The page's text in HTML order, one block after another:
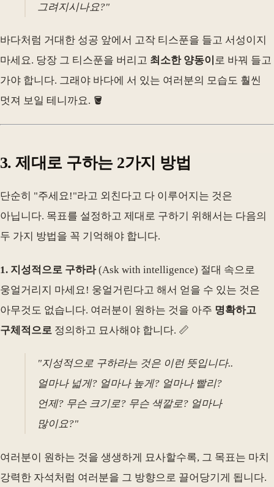
그려지시나요?"
바다처럼 거대한 성공 앞에서 고작 티스푼을 들고 서성이지
마세요. 당장 그 티스푼을 버리고 최소한 양동이 로 바꿔 들고
가야 합니다. 그래야 바다에 서 있는 여러분의 모습도 훨씬
멋져 보일 테니까요. 🪣
3. 제대로 구하는 2가지 방법
단순히 "주세요!"라고 외친다고 다 이루어지는 것은
아닙니다. 목표를 설정하고 제대로 구하기 위해서는 다음의
두 가지 방법을 꼭 기억해야 합니다.
1. 지성적으로 구하라(Ask with intelligence) 절대 속으로
웅얼거리지 마세요! 웅얼거린다고 해서 얻을 수 있는 것은
아무것도 없습니다. 여러분이 원하는 것을 아주 명확하고
구체적으로 정의하고 묘사해야 합니다. 📏
"지성적으로 구하라는 것은 이런 뜻입니다..
얼마나 넓게? 얼마나 높게? 얼마나 빨리?
언제? 무슨 크기로? 무슨 색깔로? 얼마나
많이요?"
여러분이 원하는 것을 생생하게 묘사할수록, 그 목표는 마치
강력한 자석처럼 여러분을 그 방향으로 끌어당기게 됩니다.